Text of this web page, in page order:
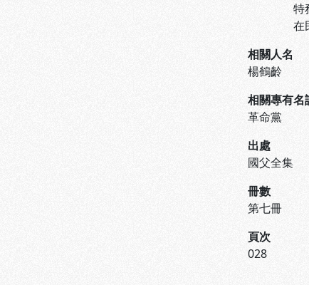
特務調查
在民國
相關人名
楊鶴齡
相關專有名
革命黨
出處
國父全集
冊數
第七冊
頁次
028